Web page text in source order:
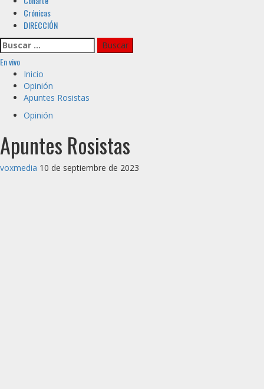
Crónicas
DIRECCIÓN
Buscar:
En vivo
Inicio
Opinión
Apuntes Rosistas
Opinión
Apuntes Rosistas
voxmedia 10 de septiembre de 2023